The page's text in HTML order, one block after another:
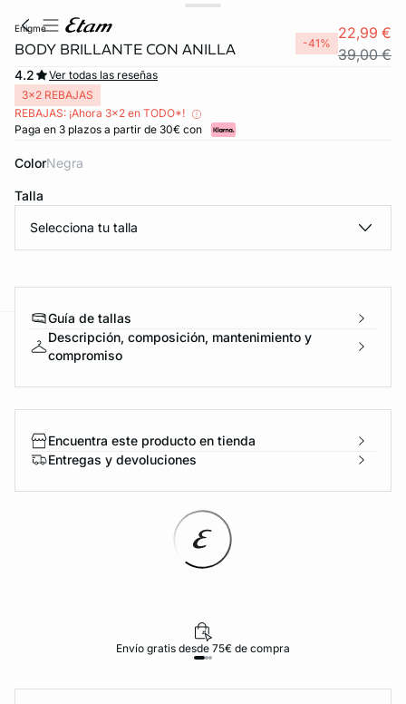
enigme
BODY BRILLANTE CON ANILLA -41%
22,99 €
39,00 €
4.2
Ver todas las reseñas
3x2 REBAJAS
REBAJAS: ¡Ahora 3x2 en TODO*!
Paga en 3 plazos a partir de 30€ con
Color negra
Talla
Selecciona tu talla
Guía de tallas
Descripción, composición, mantenimiento y
compromiso
Encuentra este producto en tienda
Entregas y devoluciones
Envío gratis desde 75€ de compra